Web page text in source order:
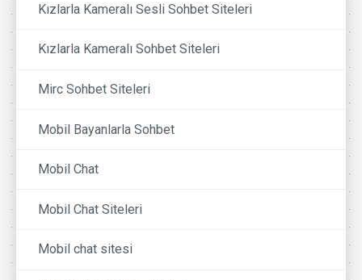
Kızlarla Kameralı Sesli Sohbet Siteleri
Kızlarla Kameralı Sohbet Siteleri
Mirc Sohbet Siteleri
Mobil Bayanlarla Sohbet
Mobil Chat
Mobil Chat Siteleri
Mobil chat sitesi